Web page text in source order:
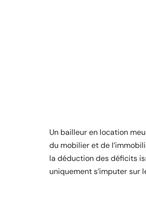
Un bailleur en location
du mobilier et de
la déduction des déficits
uniquement s’imputer sur